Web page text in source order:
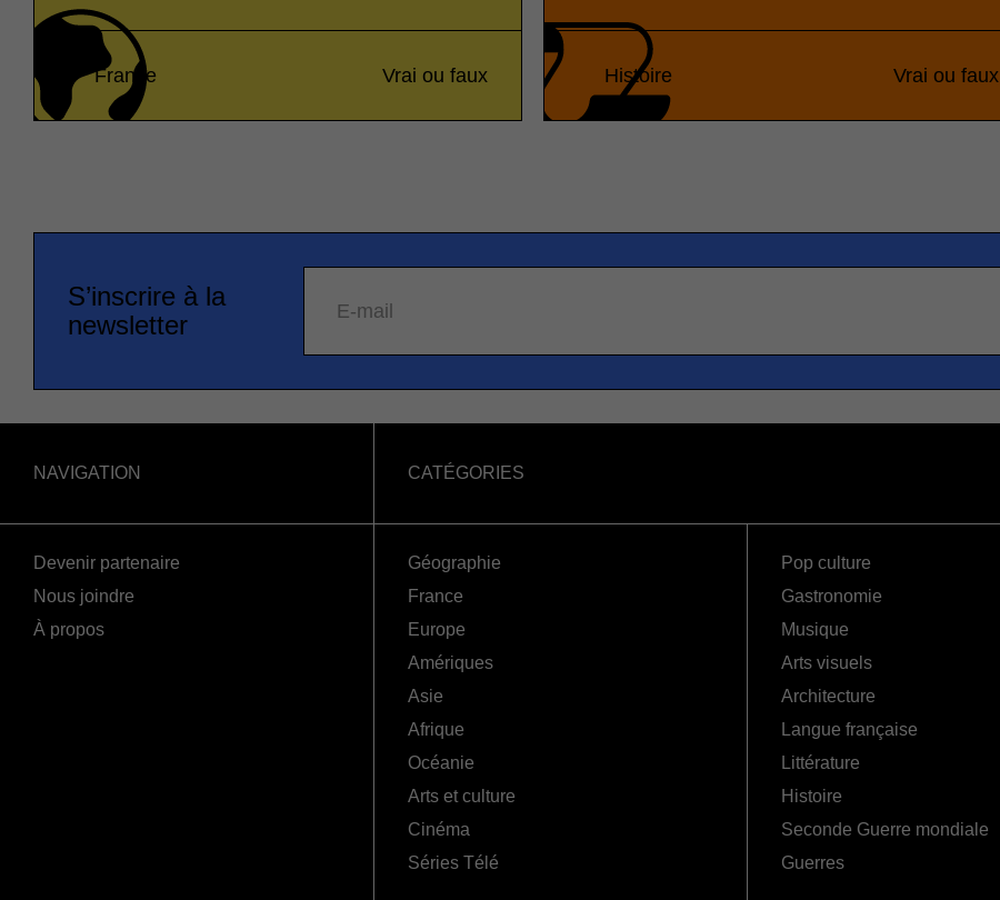
France Vrai ou faux Histoire Vrai ou faux
S’inscrire à la
newsletter
E-mail
NAVIGATION
Devenir partenaire
Nous joindre
À propos
CATÉGORIES
Géographie
France
Europe
Amériques
Asie
Afrique
Océanie
Arts et culture
Cinéma
Séries Télé
Pop culture
Gastronomie
Musique
Arts visuels
Architecture
Langue française
Littérature
Histoire
Seconde Guerre mondiale
Guerres